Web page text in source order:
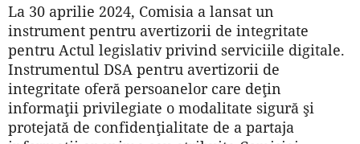
La 30 aprilie 2024, Comisia a lansat un
instrument pentru avertizorii de integritate
pentru Actul legislativ privind serviciile digitale.
Instrumentul DSA pentru avertizorii de
integritate oferă persoanelor care deţin
informaţii privilegiate o modalitate sigură şi
protejată de confidenţialitate de a partaja